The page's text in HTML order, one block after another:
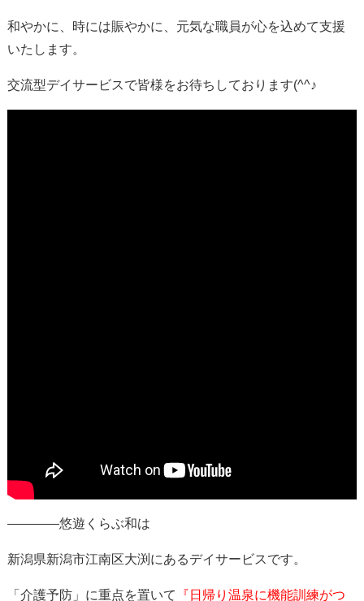
和やかに、時には賑やかに、元気な職員が心を込めて支援
いたします。
交流型デイサービスで皆様をお待ちしております(^^♪
————悠遊くらぶ和は
新潟県新潟市江南区大渕にあるデイサービスです。
「介護予防」に重点を置いて 『日帰り温泉に機能訓練がつ